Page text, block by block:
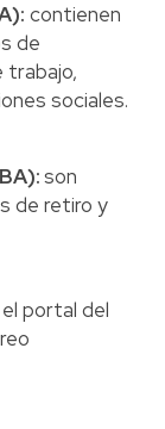
contienen
de
trabajo,
sociales.
son
de retiro y
portal del